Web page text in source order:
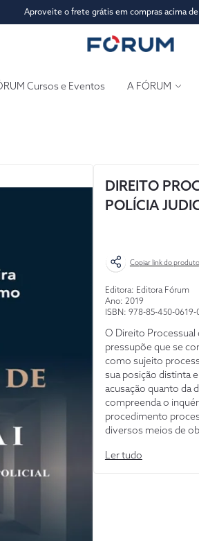
Aproveite o frete grátis em compras acima
Cursos e Eventos A FÓRUM
DIREITO
POLÍCIA
Copiar link do produto
Editora: Editora Fórum
Ano: 2019
ISBN: 978-85-450-0619-
O Direito Processual
pressupõe que se
como sujeito
sua posição distinta
acusação quanto da
compreenda o
procedimento
diversos meios de
fundamentar a
Ler tudo